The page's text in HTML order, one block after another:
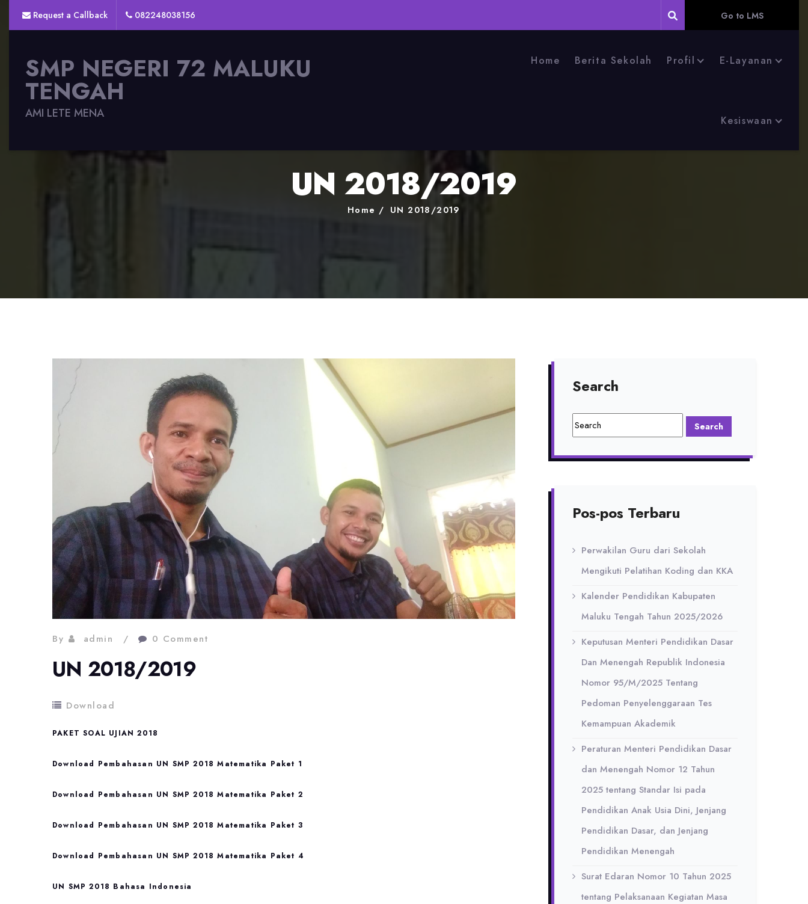
Request a Callback 082248038156 Go to LMS
SMP NEGERI 72 MALUKU
TENGAH
AMI LETE MENA
Home Berita Sekolah Profil E-Layanan
Kesiswaan
UN 2018/2019
Home UN 2018/2019
By admin 0 Comment
UN 2018/2019
Download
PAKET SOAL UJIAN 2018
Download Pembahasan UN SMP 2018 Matematika Paket 1
Download Pembahasan UN SMP 2018 Matematika Paket 2
Download Pembahasan UN SMP 2018 Matematika Paket 3
Download Pembahasan UN SMP 2018 Matematika Paket 4
UN SMP 2018 Bahasa Indonesia
Search
Pos-pos Terbaru
Perwakilan Guru dari Sekolah
Mengikuti Pelatihan Koding dan KKA
Kalender Pendidikan Kabupaten
Maluku Tengah Tahun 2025/2026
Keputusan Menteri Pendidikan Dasar
Dan Menengah Republik Indonesia
Nomor 95/M/2025 Tentang
Pedoman Penyelenggaraan Tes
Kemampuan Akademik
Peraturan Menteri Pendidikan Dasar
dan Menengah Nomor 12 Tahun
2025 tentang Standar Isi pada
Pendidikan Anak Usia Dini, Jenjang
Pendidikan Dasar, dan Jenjang
Pendidikan Menengah
Surat Edaran Nomor 10 Tahun 2025
tentang Pelaksanaan Kegiatan Masa